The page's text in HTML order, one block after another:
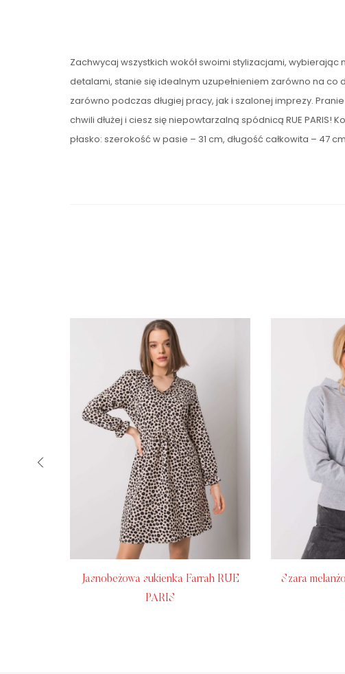
Zachwycaj wszystkich wokół swoimi stylizacjami,
detalami, stanie się idealnym uzupełnieniem zarówno na co
zarówno podczas długiej pracy, jak i szalonej imprezy.
chwili dłużej i ciesz się niepowtarzalną spódnicą RUE
płasko: szerokość w pasie – 31 cm, długość całkowita – 47
Jasnobeżowa sukienka Farrah RUE
PARIS
Szara